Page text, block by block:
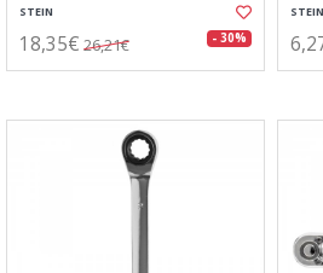
STEIN
18,35€ 26,21€ - 30%
STEIN